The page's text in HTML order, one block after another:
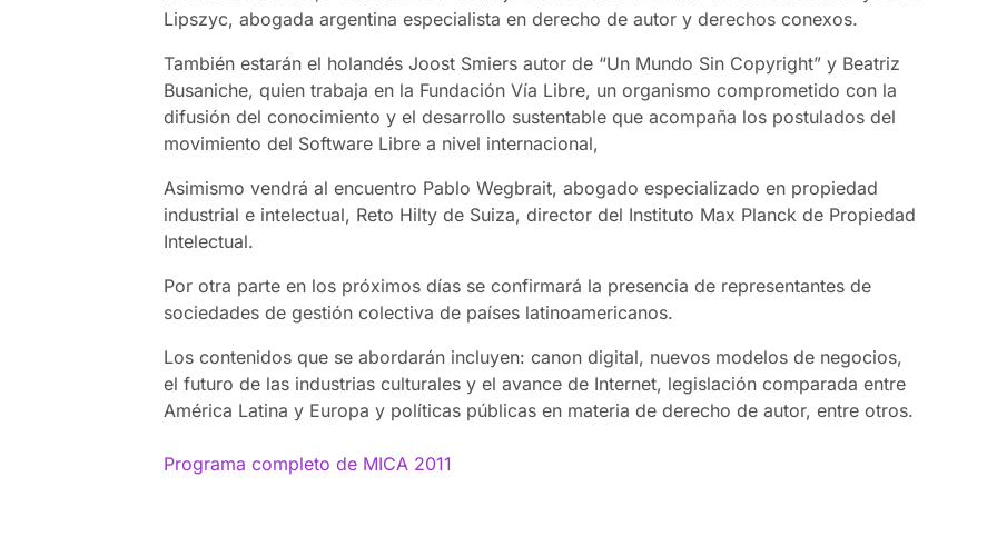
Lipszyc, abogada argentina especialista en derecho de autor y derechos conexos.
También estarán el holandés Joost Smiers autor de “Un Mundo Sin Copyright” y Beatriz
Busaniche, quien trabaja en la Fundación Vía Libre, un organismo comprometido con la
difusión del conocimiento y el desarrollo sustentable que acompaña los postulados del
movimiento del Software Libre a nivel internacional,
Asimismo vendrá al encuentro Pablo Wegbrait, abogado especializado en propiedad
industrial e intelectual, Reto Hilty de Suiza, director del Instituto Max Planck de Propiedad
Intelectual.
Por otra parte en los próximos días se confirmará la presencia de representantes de
sociedades de gestión colectiva de países latinoamericanos.
Los contenidos que se abordarán incluyen: canon digital, nuevos modelos de negocios,
el futuro de las industrias culturales y el avance de Internet, legislación comparada entre
América Latina y Europa y políticas públicas en materia de derecho de autor, entre otros.
Programa completo de MICA 2011